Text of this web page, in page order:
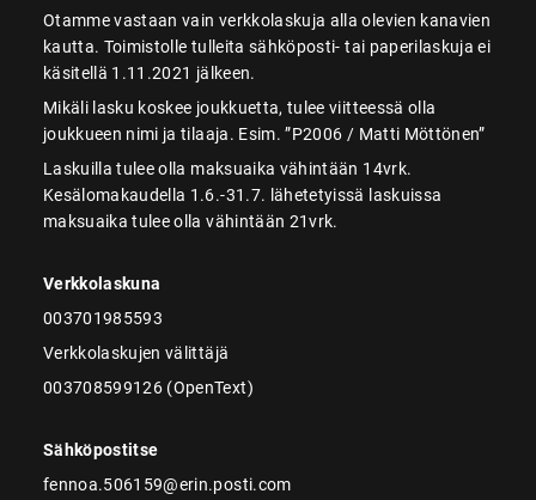
Otamme vastaan vain verkkolaskuja alla olevien kanavien
kautta. Toimistolle tulleita sähköposti- tai paperilaskuja ei
käsitellä 1.11.2021 jälkeen.
Mikäli lasku koskee joukkuetta, tulee viitteessä olla
joukkueen nimi ja tilaaja. Esim. ”P2006 / Matti Möttönen”
Laskuilla tulee olla maksuaika vähintään 14vrk.
Kesälomakaudella 1.6.-31.7. lähetetyissä laskuissa
maksuaika tulee olla vähintään 21vrk.
Verkkolaskuna
003701985593
Verkkolaskujen välittäjä
003708599126 (OpenText)
Sähköpostitse
fennoa.506159@erin.posti.com